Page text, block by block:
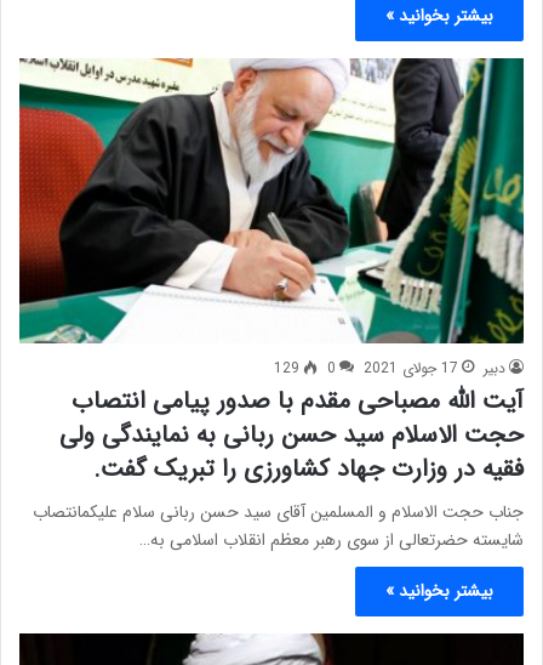
بیشتر بخوانید »
دبیر 17 جولای 2021 0
129
آیت الله مصباحی مقدم با صدور پیامی انتصاب
حجت الاسلام سید حسن ربانی به نمایندگی ولی
فقیه در وزارت جهاد کشاورزی را تبریک گفت.
جناب حجت الاسلام و المسلمین آقای سید حسن ربانی سلام علیکمانتصاب
شایسته حضرتعالی از سوی رهبر معظم انقلاب اسلامی به…
بیشتر بخوانید »